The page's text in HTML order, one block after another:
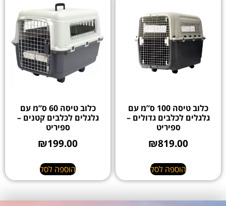
כלוב טיסה 100 ס”מ עם
גלגלים לכלבים גדולים –
ספיריט
₪819.00
הוספה לסל
כלוב טיסה 60 ס”מ עם
גלגלים לכלבים קטנים –
ספיריט
₪199.00
הוספה לסל